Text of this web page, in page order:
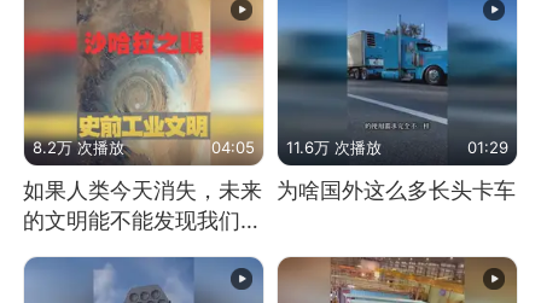
8.2万 次播放 04:05
如果人类今天消失，未来
的文明能不能发现我们存
11.6万 次播放 01:29
为啥国外这么多长头卡车